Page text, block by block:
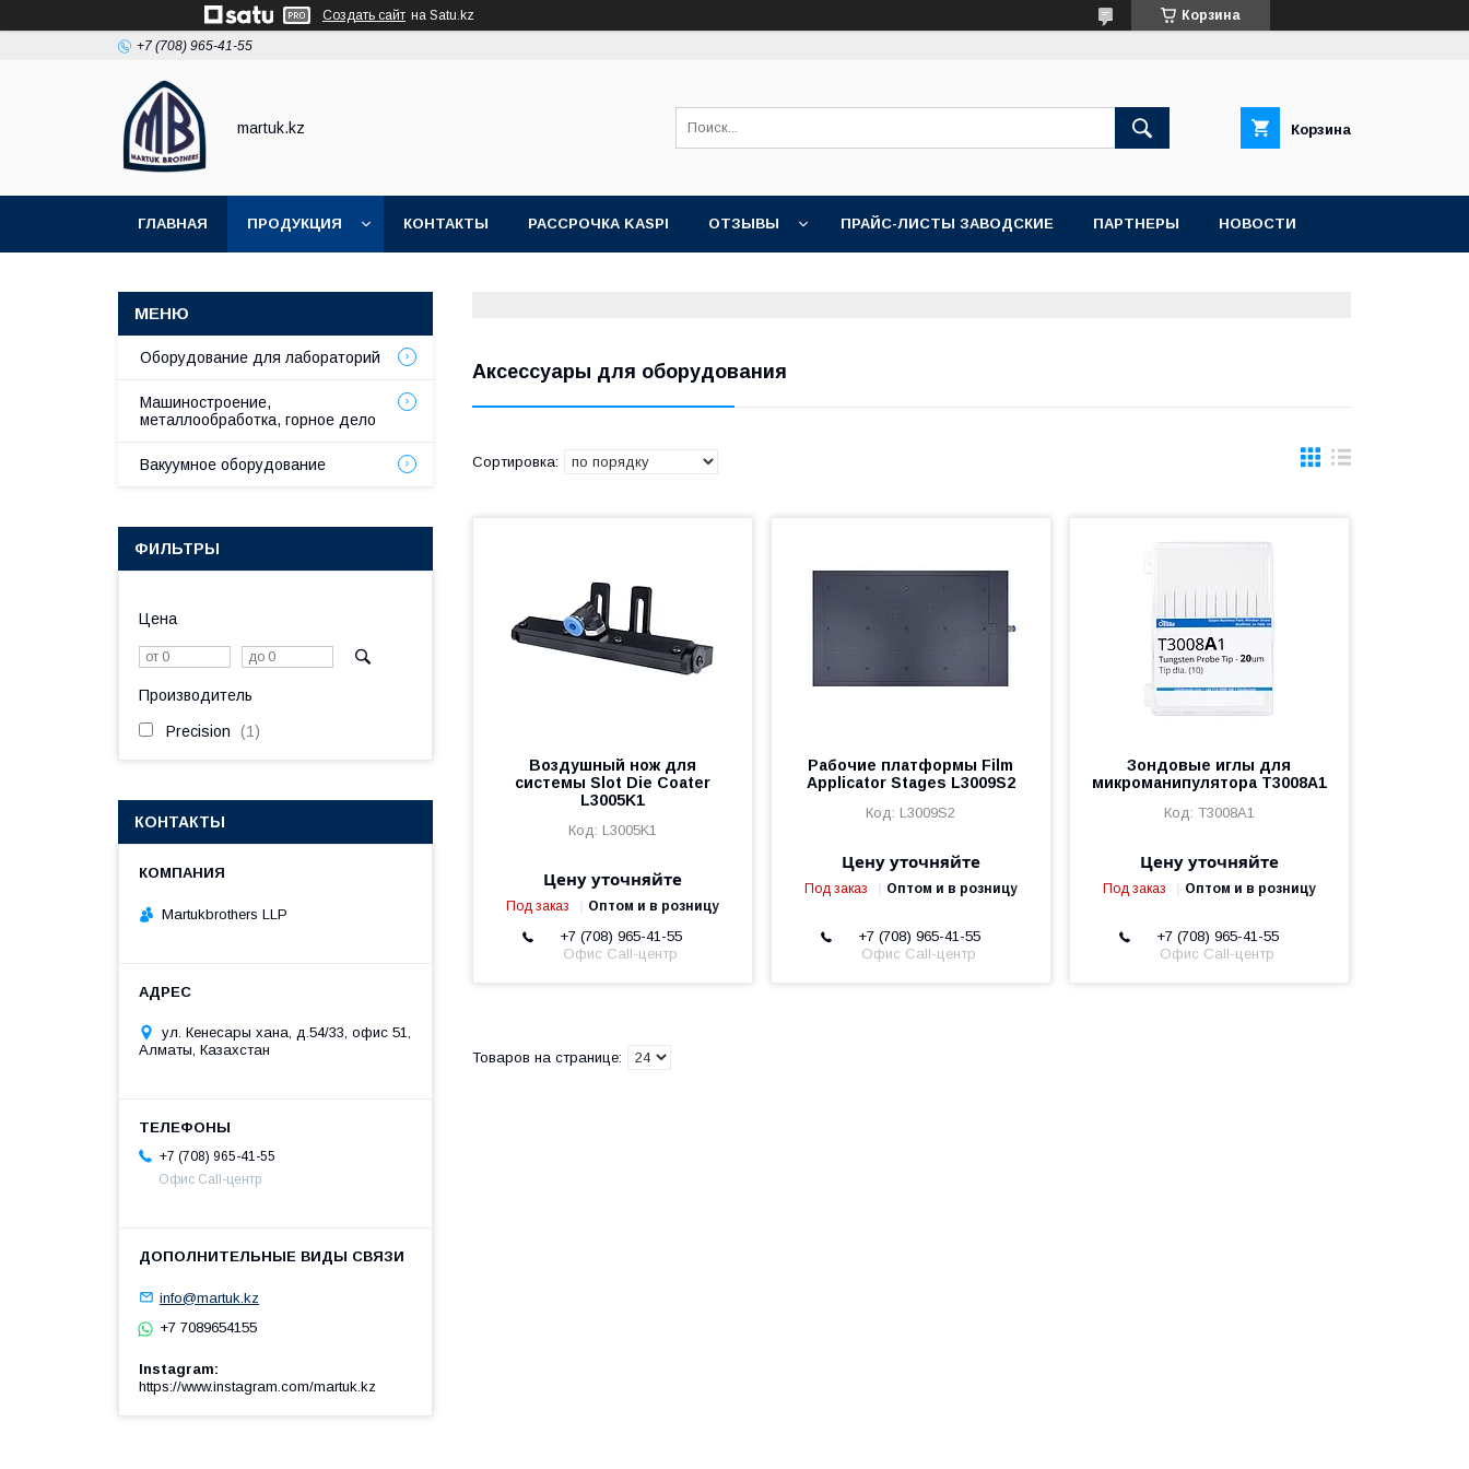
Создать сайт на Satu.kz Корзина
+7 (708) 965-41-55
martuk.kz Корзина
ГЛАВНАЯ ПРОДУКЦИЯ КОНТАКТЫ РАССРОЧКА KASPI ОТЗЫВЫ ПРАЙС-ЛИСТЫ ЗАВОДСКИЕ ПАРТНЕРЫ НОВОСТИ
Аксессуары для оборудования
Воздушный нож для
системы Slot Die Coater
L3005K1
L3005K1
Цену уточняйте
Под заказ Оптом и в розницу
+7 (708) 965-41-55
Офис Call-центр
Рабочие платформы Film
Applicator Stages L3009S2
L3009S2
Цену уточняйте
Под заказ Оптом и в розницу
+7 (708) 965-41-55
Офис Call-центр
Зондовые иглы для
микроманипулятора T3008A1
T3008A1
Цену уточняйте
Под заказ Оптом и в розницу
+7 (708) 965-41-55
Офис Call-центр
Оборудование для лабораторий
Машиностроение,
металлообработка, горное дело
Вакуумное оборудование
ФИЛЬТРЫ
Цена
Производитель
Precision 1
КОНТАКТЫ
Martukbrothers LLP
ул. Кенесары хана, д.54/33, офис 51,
Алматы, Казахстан
+7 (708) 965-41-55
Офис Call-центр
info@martuk.kz
+7 7089654155
Instagram
https://www.instagram.com/martuk.kz